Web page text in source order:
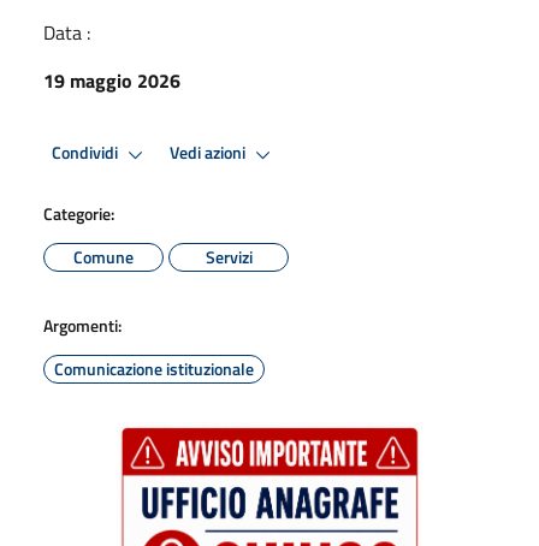
Data :
19 maggio 2026
Condividi Vedi azioni
Categorie:
Comune
Servizi
Argomenti:
Comunicazione istituzionale